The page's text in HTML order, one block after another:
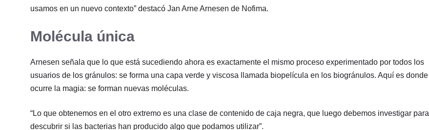
usamos en un nuevo contexto” destacó Jan Arne Arnesen de Nofima.
Molécula única
Arnesen señala que lo que está sucediendo ahora es exactamente el mismo proceso experimentado por todos los
usuarios de los gránulos: se forma una capa verde y viscosa llamada biopelícula en los biogránulos. Aquí es donde
ocurre la magia: se forman nuevas moléculas.
“Lo que obtenemos en el otro extremo es una clase de contenido de caja negra, que luego debemos investigar para
descubrir si las bacterias han producido algo que podamos utilizar”.